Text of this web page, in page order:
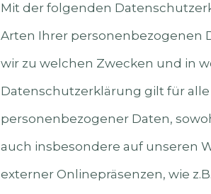
Mit der folgenden
Arten Ihrer personenbezogenen
wir zu welchen Zwecken und in
Datenschutzerklärung gilt für
personenbezogener Daten,
auch insbesondere auf unseren
externer Onlinepräsenzen, wie